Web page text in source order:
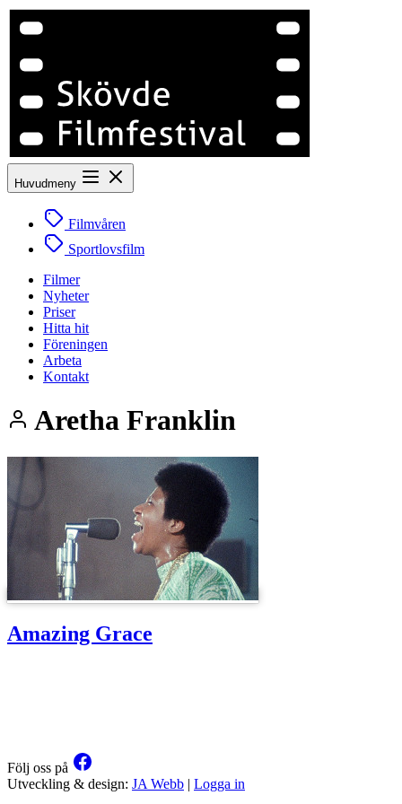
Huvudmeny
Filmvåren
Sportlovsfilm
Filmer
Nyheter
Priser
Hitta hit
Föreningen
Arbeta
Kontakt
Aretha Franklin
Amazing Grace
Följ oss på
Utveckling & design: JA Webb | Logga in